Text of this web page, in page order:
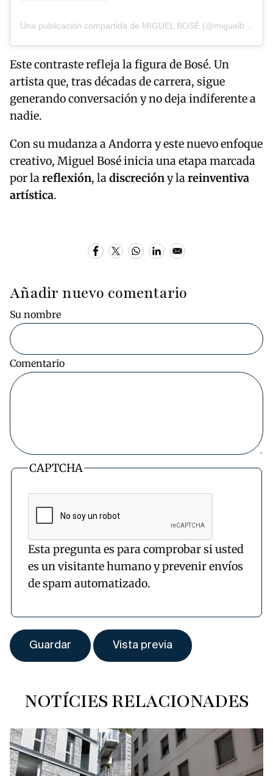
Este contraste refleja la figura de Bosé. Un
artista que, tras décadas de carrera, sigue
generando conversación y no deja indiferente a
nadie.
Con su mudanza a Andorra y este nuevo enfoque
creativo, Miguel Bosé inicia una etapa marcada
por lareflexión, ladiscrecióny lareinventiva
artística.
Añadir nuevo comentario
Su nombre
Comentario
CAPTCHA
Esta pregunta es para comprobar si usted
es un visitante humano y prevenir envíos
de spam automatizado.
NOTÍCIES RELACIONADES